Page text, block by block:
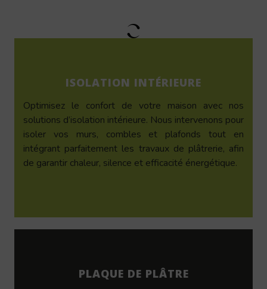
ISOLATION INTÉRIEURE
Optimisez le confort de votre maison avec nos
solutions d’isolation intérieure. Nous intervenons pour
isoler vos murs, combles et plafonds tout en
intégrant parfaitement les travaux de plâtrerie, afin
de garantir chaleur, silence et efficacité énergétique.
PLAQUE DE PLÂTRE